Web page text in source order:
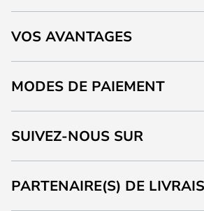
VOS AVANTAGES
MODES DE PAIEMENT
SUIVEZ-NOUS SUR
PARTENAIRE(S) DE